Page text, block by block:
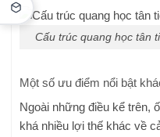
Cấu trúc quang học tân
Một số ưu điểm nổi bật
Ngoài những điều kể trên,
khá nhiều lợi thế khác về